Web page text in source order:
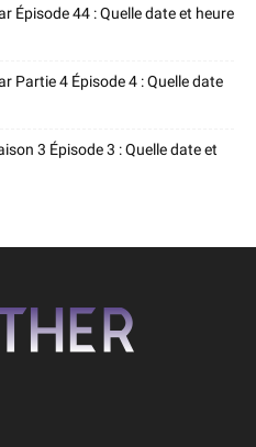
Épisode 44 : Quelle date et heure
Partie 4 Épisode 4 : Quelle date
3 Épisode 3 : Quelle date et